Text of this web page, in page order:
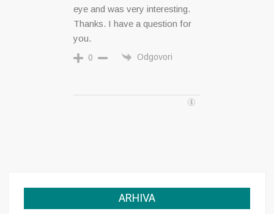
eye and was very interesting.
Thanks. I have a question for
you.
0 Odgovori
ARHIVA